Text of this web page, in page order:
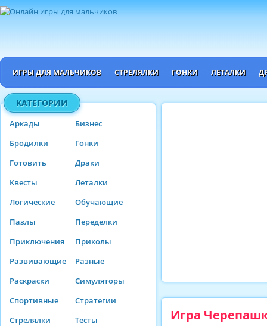
ИГРЫ ДЛЯ МАЛЬЧИКОВ СТРЕЛЯЛКИ ГОНКИ ЛЕТАЛКИ
КАТЕГОРИИ
Аркады
Бизнес
Бродилки
Гонки
Готовить
Драки
Квесты
Леталки
Логические
Обучающие
Пазлы
Переделки
Приключения
Приколы
Развивающие
Разные
Раскраски
Симуляторы
Спортивные
Стратегии
Стрелялки
Тесты Игра